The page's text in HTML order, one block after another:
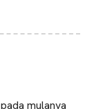
mulanya